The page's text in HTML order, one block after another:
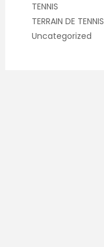
TENNIS
TERRAIN DE TENNIS
Uncategorized